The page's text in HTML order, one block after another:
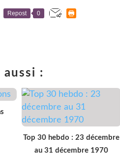
Repost 0
aussi :
Top 30 hebdo : 23 décembre
au 31 décembre 1970